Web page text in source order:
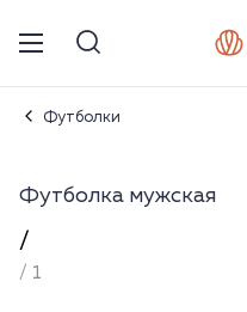
Футболки
Футболка мужская
/
/ 1